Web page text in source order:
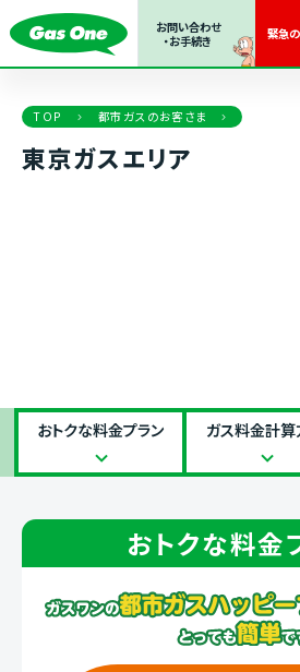
お問い合わせ
・お手続き
緊急の
TOP 都市ガスのお客さま
東京ガスエリア
おトクな料金プラン ガス料金計算
おトクな料金